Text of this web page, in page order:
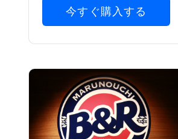
今すぐ購入する